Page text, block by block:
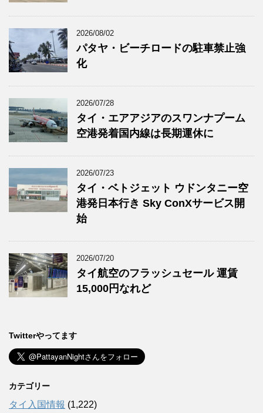
2026/08/02
パタヤ・ビーチロードの駐車禁止強
化
2026/07/28
タイ・エアアジアのスワンナプーム
空港発着国内線は長期運休に
2026/07/23
タイ・ベトジェット ウドンタニー空
港発日本行き Sky ConXサービス開
始
2026/07/20
タイ航空のフラッシュセール 運賃
15,000円なれど
Twitterやってます
カテゴリー
タイ入国情報 (1,222)